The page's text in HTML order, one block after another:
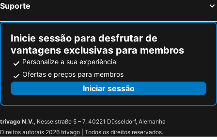
Suporte
Inicie sessão para desfrutar de
vantagens exclusivas para membros
Personalize a sua experiência
Ofertas e preços para membros
Iniciar sessão
trivago N.V., Kesselstraße 5 – 7, 40221 Düsseldorf, Alemanha
Direitos autorais 2026 trivago | Todos os direitos reservados.